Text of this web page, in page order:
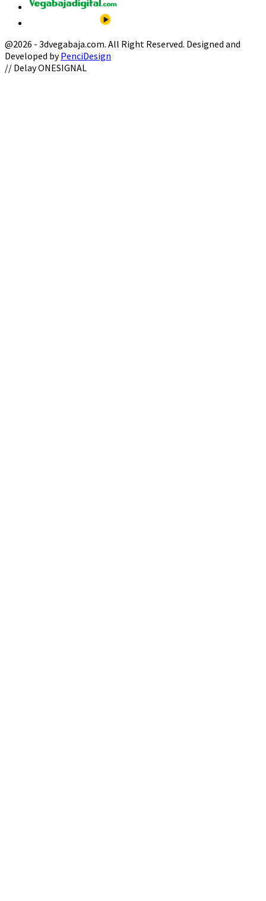
@2026 - 3dvegabaja.com. All Right Reserved. Designed and
Developed byPenciDesign
Facebook
Twitter
Instagram
Youtube
Email
// Delay ONESIGNAL